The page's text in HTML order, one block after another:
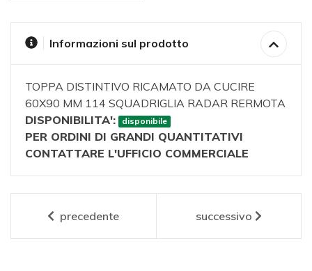
Informazioni sul prodotto
TOPPA DISTINTIVO RICAMATO DA CUCIRE
60X90 MM 114 SQUADRIGLIA RADAR RERMOTA
DISPONIBILITA':
disponibile
PER ORDINI DI GRANDI QUANTITATIVI
CONTATTARE L'UFFICIO COMMERCIALE
precedente successivo